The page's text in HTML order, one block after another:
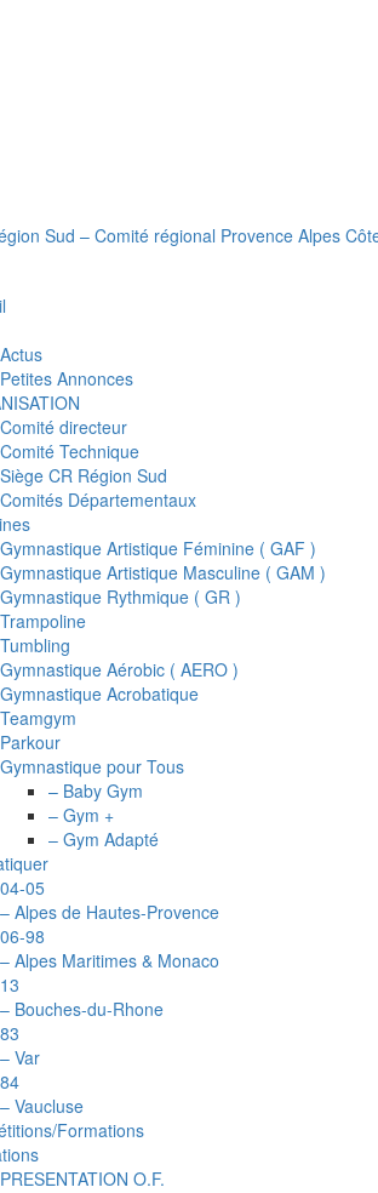
Actus
Petites Annonces
Comité directeur
Comité Technique
Siège CR Région Sud
Comités Départementaux
Gymnastique Artistique Féminine ( GAF )
Gymnastique Artistique Masculine ( GAM )
Gymnastique Rythmique ( GR )
Trampoline
Tumbling
Gymnastique Aérobic ( AERO )
Gymnastique Acrobatique
Teamgym
Parkour
Gymnastique pour Tous
– Baby Gym
– Gym +
– Gym Adapté
04-05
– Alpes de Hautes-Provence
06-98
– Alpes Maritimes & Monaco
13
– Bouches-du-Rhone
83
– Var
84
– Vaucluse
Formations
PRESENTATION O.F.